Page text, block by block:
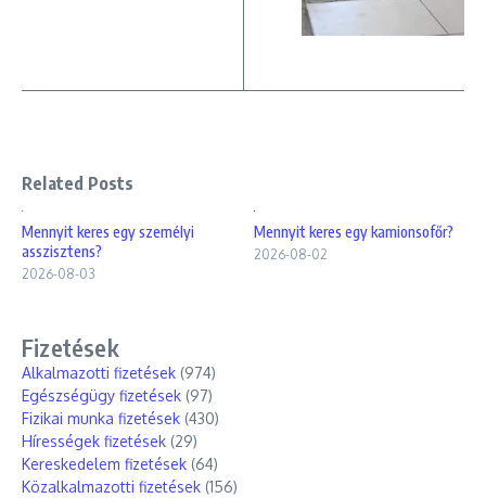
Related Posts
Mennyit keres egy személyi
asszisztens?
2026-08-03
Mennyit keres egy kamionsofőr?
2026-08-02
Fizetések
Alkalmazotti fizetések (974)
Egészségügy fizetések (97)
Fizikai munka fizetések (430)
Hírességek fizetések (29)
Kereskedelem fizetések (64)
Közalkalmazotti fizetések (156)